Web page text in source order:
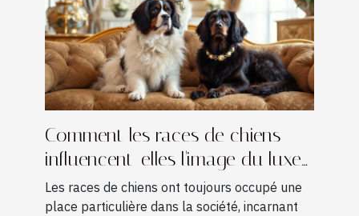
Comment les races de chiens
influencent-elles l'image du luxe
?
Les races de chiens ont toujours occupé une
place particulière dans la société, incarnant